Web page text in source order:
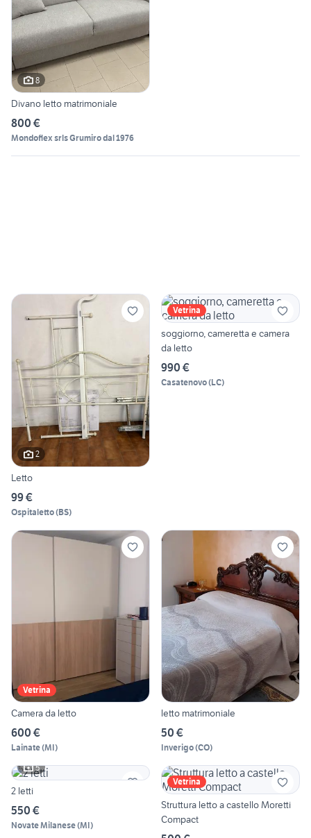
8
Divano letto matrimoniale
800 €
Mondoflex srls Grumiro dal 1976
2
Letto
99 €
Ospitaletto(BS)
Vetrina
soggiorno, cameretta e camera
da letto
990 €
Casatenovo(LC)
Vetrina
Camera da letto
600 €
Lainate(MI)
letto matrimoniale
50 €
Inverigo(CO)
5
2 letti
550 €
Novate Milanese(MI)
Vetrina
Struttura letto a castello Moretti
Compact